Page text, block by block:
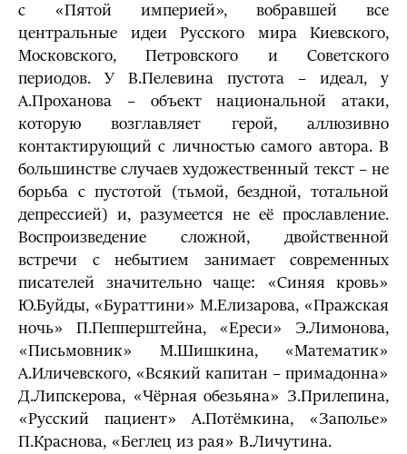
с «Пятой империей», вобравшей все
центральные идеи Русского мира Киевского,
Московского, Петровского и Советского
периодов. У В.Пелевина пустота – идеал, у
А.Проханова – объект национальной атаки,
которую возглавляет герой, аллюзивно
контактирующий с личностью самого автора. В
большинстве случаев художественный текст – не
борьба с пустотой (тьмой, бездной, тотальной
депрессией) и, разумеется не её прославление.
Воспроизведение сложной, двойственной
встречи с небытием занимает современных
писателей значительно чаще: «Синяя кровь»
Ю.Буйды, «Бураттини» М.Елизарова, «Пражская
ночь» П.Пепперштейна, «Ереси» Э.Лимонова,
«Письмовник» М.Шишкина, «Математик»
А.Иличевского, «Всякий капитан – примадонна»
Д.Липскерова, «Чёрная обезьяна» З.Прилепина,
«Русский пациент» А.Потёмкина, «Заполье»
П.Краснова, «Беглец из рая» В.Личутина.